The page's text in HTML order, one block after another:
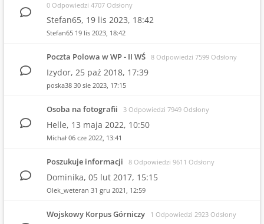
0 Odpowiedzi 4707 Odsłony
Stefan65, 19 lis 2023, 18:42
Stefan65 19 lis 2023, 18:42
Poczta Polowa w WP - II WŚ 8 Odpowiedzi 7599 Odsłony
Izydor, 25 paź 2018, 17:39
poska38 30 sie 2023, 17:15
Osoba na fotografii 3 Odpowiedzi 7949 Odsłony
Helle, 13 maja 2022, 10:50
Michał 06 cze 2022, 13:41
Poszukuje informacji 8 Odpowiedzi 9611 Odsłony
Dominika, 05 lut 2017, 15:15
Olek_weteran 31 gru 2021, 12:59
Wojskowy Korpus Górniczy 1 Odpowiedzi 2923 Odsłony